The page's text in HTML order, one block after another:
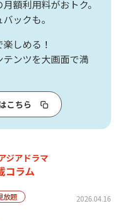
額利用料がおトク。
ックも。
楽しめる！
ンツを大画面で満
こちら
ジアドラマ
コラム
放題
2026.04.16